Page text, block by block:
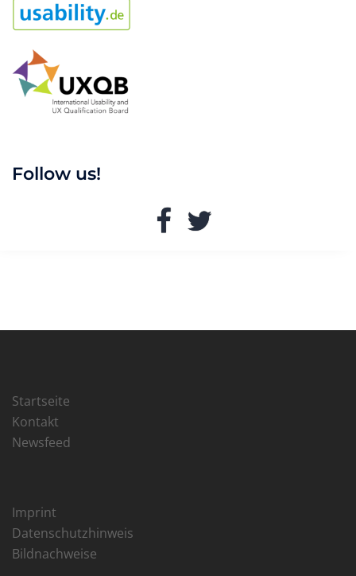
Follow us!
Facebook
Startseite
Kontakt
Newsfeed
Imprint
Datenschutzhinweis
Bildnachweise